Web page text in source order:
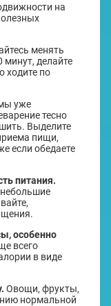
на
менять
делайте
ходите по
уже
тесно
Выделите
пищи,
если обедаете
питания.
особенно
всего
в виде
Овощи, фрукты,
нормальной